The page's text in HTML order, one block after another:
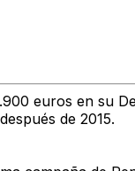
euros en su
de 2015.